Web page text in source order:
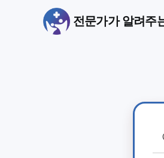
전문가가 알려주